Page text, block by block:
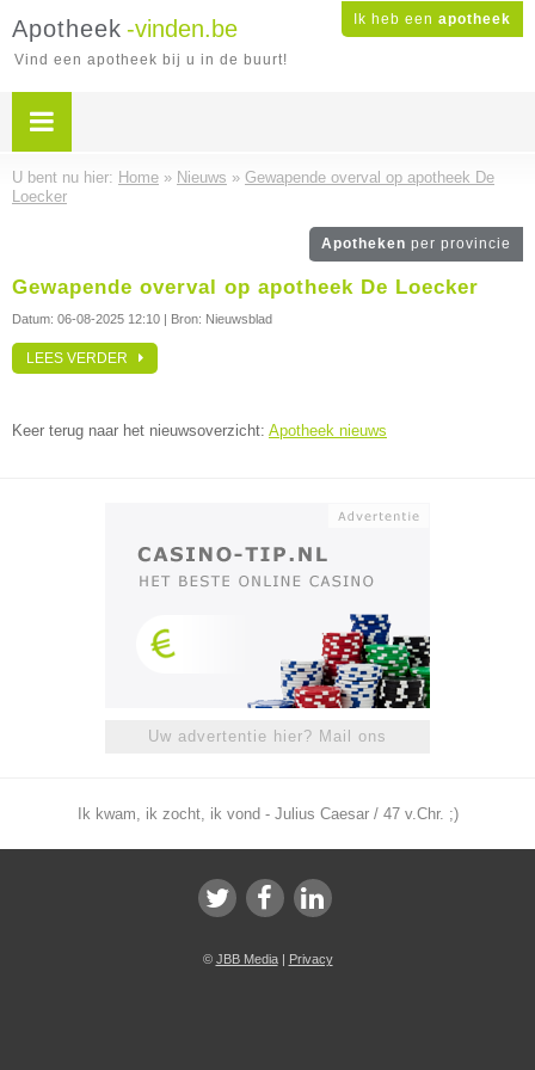
Ik heb een apotheek
Apotheek -vinden.be
Vind een apotheek bij u in de buurt!
U bent nu hier: Home » Nieuws » Gewapende overval op apotheek De
Loecker
Apotheken per provincie
Gewapende overval op apotheek De Loecker
Datum: 06-08-2025 12:10 | Bron: Nieuwsblad
LEES VERDER
Keer terug naar het nieuwsoverzicht: Apotheek nieuws
Uw advertentie hier? Mail ons
Ik kwam, ik zocht, ik vond - Julius Caesar / 47 v.Chr. ;)
© JBB Media| Privacy